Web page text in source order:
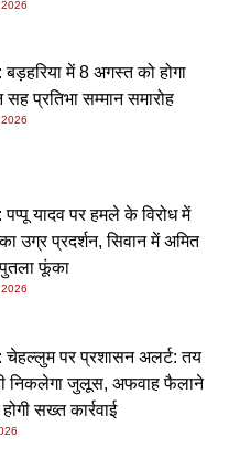
में 8 अगस्त को होगा
प्रतिभा सम्मान समारोह
यादव पर हमले के विरोध में
उग्र प्रदर्शन, सिवान में अमित
फूंका
पर प्रशासन अलर्ट: तय
निकलेगा जुलूस, अफवाह फैलाने
सख्त कार्रवाई